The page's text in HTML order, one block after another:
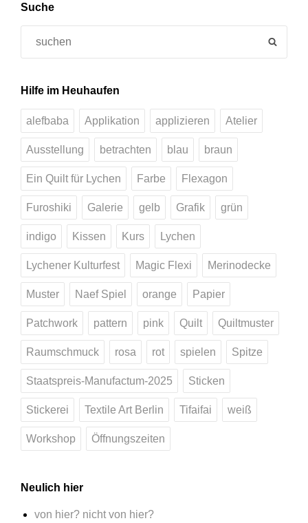
Suche
Hilfe im Heuhaufen
alefbaba Applikation applizieren Atelier
Ausstellung betrachten blau braun
Ein Quilt für Lychen Farbe Flexagon
Furoshiki Galerie gelb Grafik grün
indigo Kissen Kurs Lychen
Lychener Kulturfest Magic Flexi Merinodecke
Muster Naef Spiel orange Papier
Patchwork pattern pink Quilt Quiltmuster
Raumschmuck rosa rot spielen Spitze
Staatspreis-Manufactum-2025 Sticken
Stickerei Textile Art Berlin Tifaifai weiß
Workshop Öffnungszeiten
Neulich hier
von hier? nicht von hier?